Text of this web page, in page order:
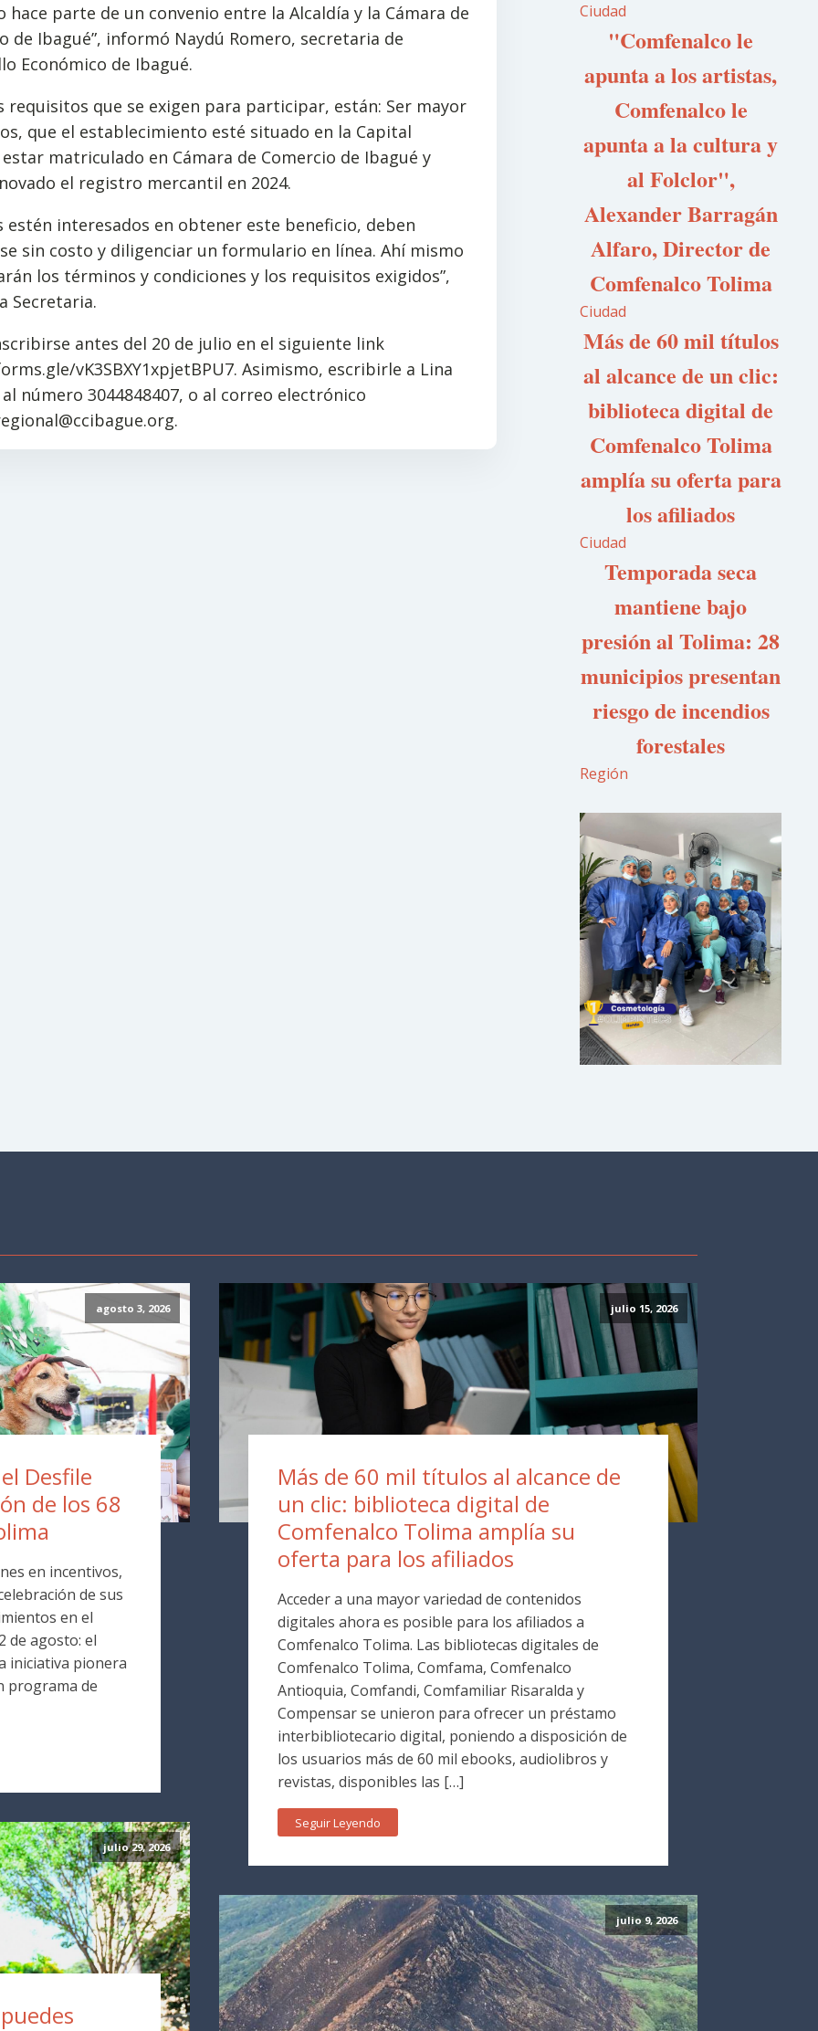
hace parte de un convenio entre la Alcaldía y la Cámara de
de Ibagué”, informó Naydú Romero, secretaria de
Económico de Ibagué.
requisitos que se exigen para participar, están: Ser mayor
que el establecimiento esté situado en la Capital
matriculado en Cámara de Comercio de Ibagué y
el registro mercantil en 2024.
estén interesados en obtener este beneficio, deben
sin costo y diligenciar un formulario en línea. Ahí mismo
los términos y condiciones y los requisitos exigidos”,
Secretaria.
antes del 20 de julio en el siguiente link
vK3SBXY1xpjetBPU7. Asimismo, escribirle a Lina
al número 3044848407, o al correo electrónico
Ciudad
"Comfenalco le
apunta a los artistas,
Comfenalco le
apunta a la cultura y
al Folclor",
Alexander Barragán
Alfaro, Director de
Comfenalco Tolima
Ciudad
Más de 60 mil títulos
al alcance de un clic:
biblioteca digital de
Comfenalco Tolima
amplía su oferta para
los afiliados
Ciudad
Temporada seca
mantiene bajo
presión al Tolima: 28
municipios presentan
riesgo de incendios
forestales
Región
agosto 3, 2026
Desfile
de los 68
en incentivos,
de sus
en el
de agosto: el
iniciativa pionera
programa de
julio 29, 2026
julio 15, 2026
Más de 60 mil títulos al alcance de
un clic: biblioteca digital de
Comfenalco Tolima amplía su
oferta para los afiliados
Acceder a una mayor variedad de contenidos
digitales ahora es posible para los afiliados a
Comfenalco Tolima. Las bibliotecas digitales de
Comfenalco Tolima, Comfama, Comfenalco
Antioquia, Comfandi, Comfamiliar Risaralda y
Compensar se unieron para ofrecer un préstamo
interbibliotecario digital, poniendo a disposición de
los usuarios más de 60 mil ebooks, audiolibros y
revistas, disponibles las […]
Seguir Leyendo
julio 9, 2026